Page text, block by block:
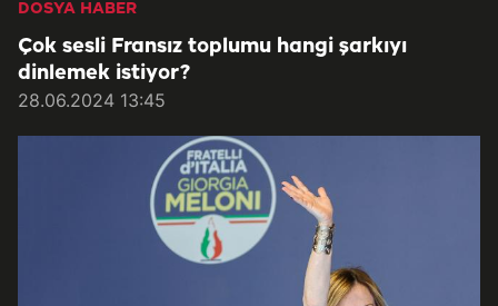
DOSYA HABER
Çok sesli Fransız toplumu hangi şarkıyı
dinlemek istiyor?
28.06.2024 13:45